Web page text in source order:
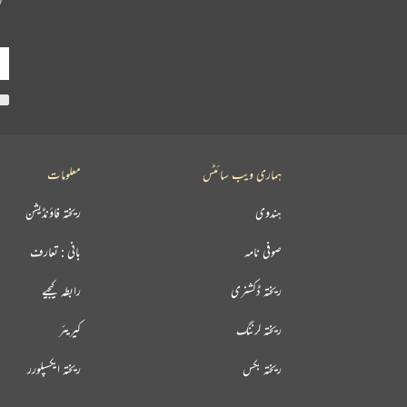
معلومات
ریختہ فاؤنڈیشن
بانی : تعارف
رابطہ کیجیے
کیریئر
ریختہ ایکسپلورر
ہماری ویب سائٹس
ہندوی
صوفی نامہ
ریختہ ڈکشنری
ریختہ لرننگ
ریختہ بکس